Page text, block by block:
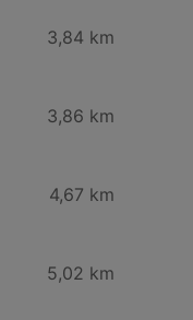
3,84 km
3,86 km
4,67 km
5,02 km